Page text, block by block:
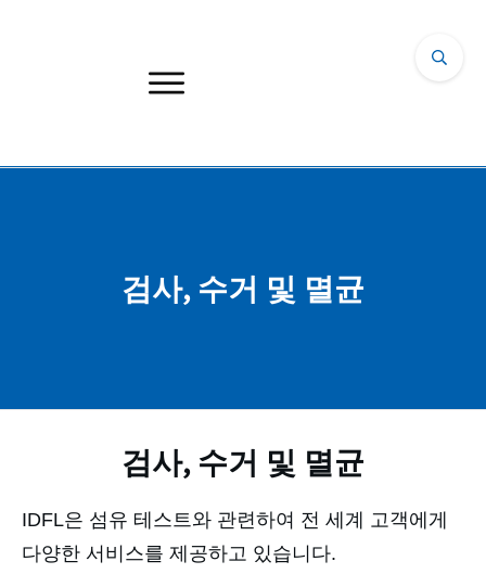
검사, 수거 및 멸균
검사, 수거 및 멸균
IDFL은 섬유 테스트와 관련하여 전 세계 고객에게
다양한 서비스를 제공하고 있습니다.